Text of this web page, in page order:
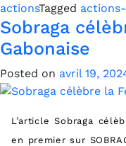
actionsTagged
Sobraga
Gabonaise
Posted on avril 19,
L’article Sobraga
en premier sur